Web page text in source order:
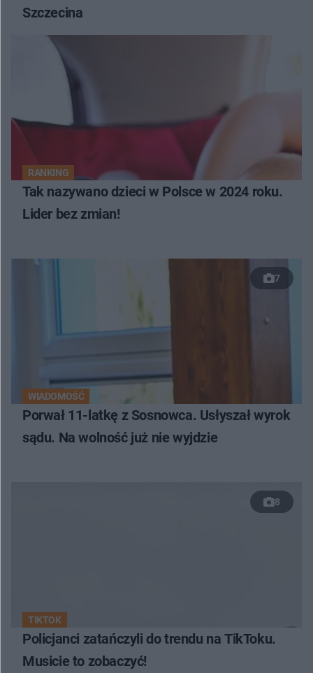
Szczecina
RANKING
Tak nazywano dzieci w Polsce w 2024 roku.
Lider bez zmian!
7
WIADOMOŚĆ
Porwał 11-latkę z Sosnowca. Usłyszał wyrok
sądu. Na wolność już nie wyjdzie
8
TIKTOK
Policjanci zatańczyli do trendu na TikToku.
Musicie to zobaczyć!